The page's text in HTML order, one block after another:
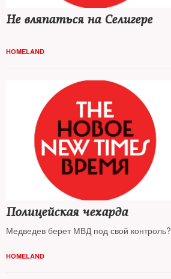
Не вляпаться на Селигере
HOMELAND
Полицейская чехарда
Медведев берет МВД под свой контроль?
HOMELAND